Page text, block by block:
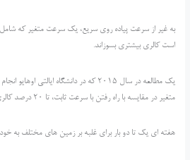
به غیر از سرعت پیاده روی سریع، یک سرعت متغیر که
است کالری بیشتری بسوزاند.
یک مطالعه در سال 2015 که در دانشگاه
متغیر در مقایسه با راه رفتن با سرعت ثابت، تا 20 درصد کالری بیشتری می سوزاند.
هفته ای یک تا دو بار برای غلبه بر زمین های مختلف به